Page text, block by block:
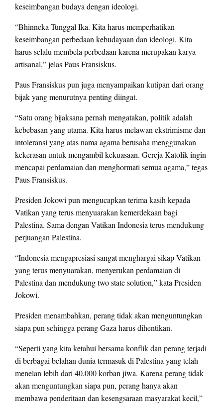
keseimbangan budaya dengan ideologi.
“Bhinneka Tunggal Ika. Kita harus memperhatikan
keseimbangan perbedaan kebudayaan dan ideologi. Kita
harus selalu membela perbedaan karena merupakan karya
artisanal,” jelas Paus Fransiskus.
Paus Fransiskus pun juga menyampaikan kutipan dari orang
bijak yang menurutnya penting diingat.
“Satu orang bijaksana pernah mengatakan, politik adalah
kebebasan yang utama. Kita harus melawan ekstrimisme dan
intoleransi yang atas nama agama berusaha menggunakan
kekerasan untuk mengambil kekuasaan. Gereja Katolik ingin
mencapai perdamaian dan menghormati semua agama,” tegas
Paus Fransiskus.
Presiden Jokowi pun mengucapkan terima kasih kepada
Vatikan yang terus menyuarakan kemerdekaan bagi
Palestina. Sama dengan Vatikan Indonesia terus mendukung
perjuangan Palestina.
“Indonesia mengapresiasi sangat menghargai sikap Vatikan
yang terus menyuarakan, menyerukan perdamaian di
Palestina dan mendukung two state solution,” kata Presiden
Jokowi.
Presiden menambahkan, perang tidak akan menguntungkan
siapa pun sehingga perang Gaza harus dihentikan.
“Seperti yang kita ketahui bersama konflik dan perang terjadi
di berbagai belahan dunia termasuk di Palestina yang telah
menelan lebih dari 40.000 korban jiwa. Karena perang tidak
akan menguntungkan siapa pun, perang hanya akan
membawa penderitaan dan kesengsaraan masyarakat kecil,”